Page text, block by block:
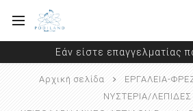
Εάν είστε επαγγελματίας
Αρχική σελίδα
ΕΡΓΑΛΕΙΑ-
ΝΥΣΤΕΡΙΑ/ΛΕΠΙΔΕΣ